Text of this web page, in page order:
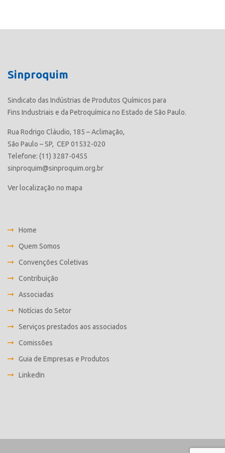
Sinproquim
Sindicato das Indústrias de Produtos Químicos para
Fins Industriais e da Petroquímica no Estado de São Paulo.
Rua Rodrigo Cláudio, 185 – Aclimação,
São Paulo – SP, CEP 01532-020
Telefone: (11) 3287-0455
sinproquim@sinproquim.org.br
Ver localização no mapa
Home
Quem Somos
Convenções Coletivas
Contribuição
Associadas
Notícias do Setor
Serviços prestados aos associados
Comissões
Guia de Empresas e Produtos
LinkedIn